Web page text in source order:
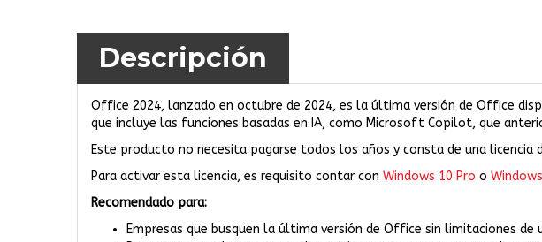
Descripción
Office 2024, lanzado en octubre de 2024, es la última versión de Office
que incluye las funciones basadas en IA, como Microsoft Copilot, que
Este producto no necesita pagarse todos los años y consta de una licencia
Para activar esta licencia, es requisito contar con Windows 10 Pro o
Recomendado para:
Empresas que busquen la última versión de Office sin limitaciones de